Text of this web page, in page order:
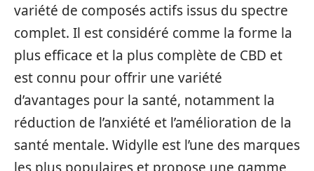
variété de composés actifs issus du spectre
complet. Il est considéré comme la forme la
plus efficace et la plus complète de CBD et
est connu pour offrir une variété
d’avantages pour la santé, notamment la
réduction de l’anxiété et l’amélioration de la
santé mentale. Widylle est l’une des marques
les plus populaires et propose une gamme